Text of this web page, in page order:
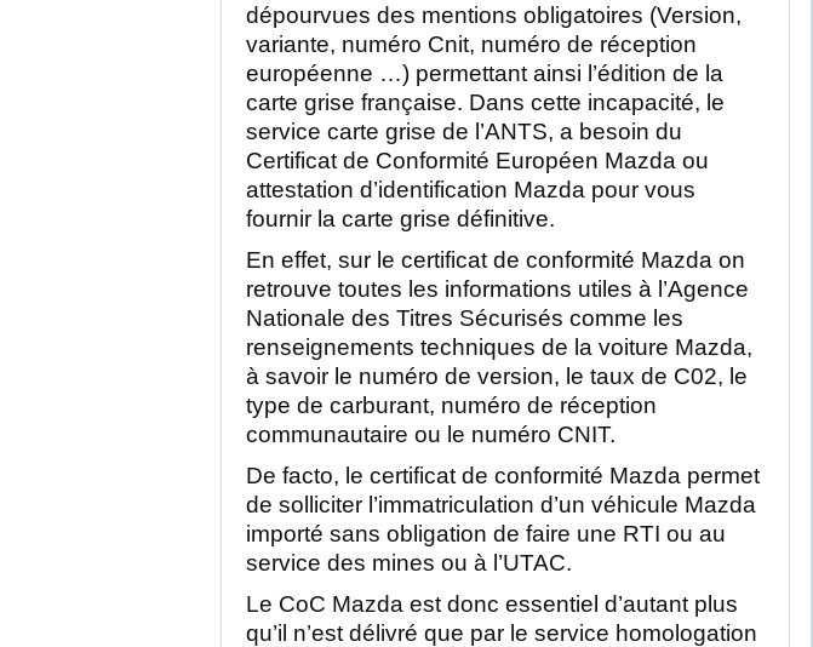
dépourvues des mentions obligatoires (Version,
variante, numéro Cnit, numéro de réception
européenne …) permettant ainsi l’édition de la
carte grise française. Dans cette incapacité, le
service carte grise de l’ANTS, a besoin du
Certificat de Conformité Européen Mazda ou
attestation d’identification Mazda pour vous
fournir la carte grise définitive.
En effet, sur le certificat de conformité Mazda on
retrouve toutes les informations utiles à l’Agence
Nationale des Titres Sécurisés comme les
renseignements techniques de la voiture Mazda,
à savoir le numéro de version, le taux de C02, le
type de carburant, numéro de réception
communautaire ou le numéro CNIT.
De facto, le certificat de conformité Mazda permet
de solliciter l’immatriculation d’un véhicule Mazda
importé sans obligation de faire une RTI ou au
service des mines ou à l’UTAC.
Le CoC Mazda est donc essentiel d’autant plus
qu’il n’est délivré que par le service homologation